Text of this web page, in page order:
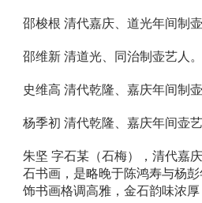
邵梭根 清代嘉庆、道光年间制
邵维新 清道光、同治制壶艺人。
史维高 清代乾隆、嘉庆年间制
杨季初 清代乾隆、嘉庆年间壶
朱坚 字石某（石梅），清代嘉
石书画，是略晚于陈鸿寿与杨
饰书画格调高雅，金石韵味浓厚